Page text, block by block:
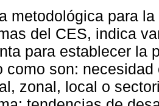
metodológica para
del CES, indica
para establecer la
como son:
zonal, local o